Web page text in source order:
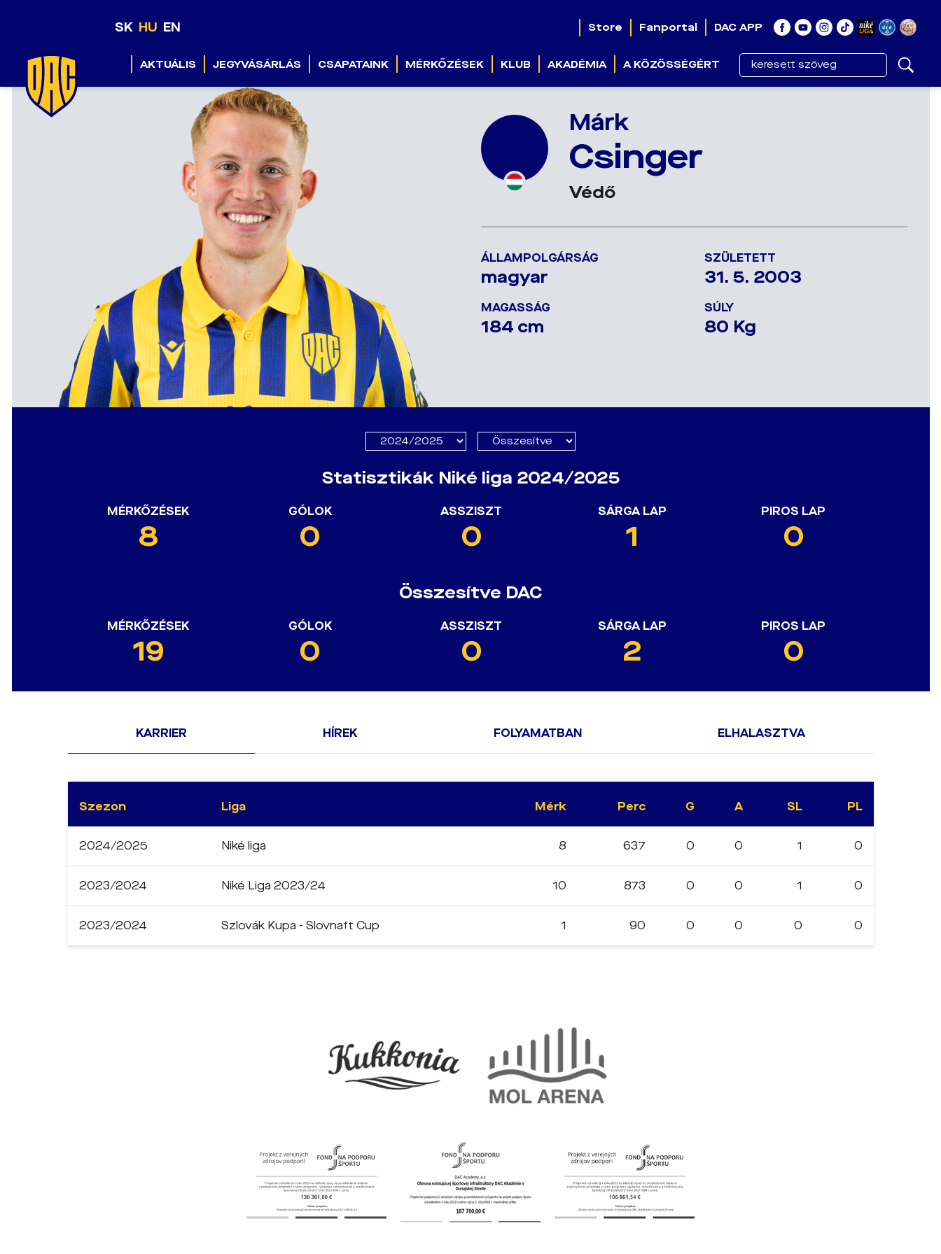
SK HU EN Store Fanportal DAC APP
AKTUÁLIS JEGYVÁSÁRLÁS CSAPATAINK MÉRKŐZÉSEK KLUB AKADÉMIA A KÖZÖSSÉGÉRT
Márk
Csinger
Védő
ÁLLAMPOLGÁRSÁG
magyar
SZÜLETETT
31. 5. 2003
MAGASSÁG
184 cm
SÚLY
80 Kg
Statisztikák Niké liga 2024/2025
MÉRKŐZÉSEK
8
GÓLOK
0
ASSZISZT
0
SÁRGA LAP
1
PIROS LAP
0
Összesítve DAC
MÉRKŐZÉSEK
19
GÓLOK
0
ASSZISZT
0
SÁRGA LAP
2
PIROS LAP
0
KARRIER HÍREK FOLYAMATBAN ELHALASZTVA
Szezon Liga Mérk Perc G A SL PL
2024/2025 Niké liga 8 637 0 0 1 0
2023/2024 Niké Liga 2023/24 10 873 0 0 1 0
2023/2024 Szlovák Kupa - Slovnaft Cup 1 90 0 0 0 0